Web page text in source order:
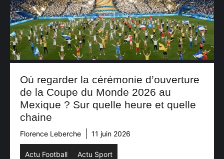
Où regarder la cérémonie d’ouverture
de la Coupe du Monde 2026 au
Mexique ? Sur quelle heure et quelle
chaine
Florence Leberche 11 juin 2026
Actu Football Actu Sport